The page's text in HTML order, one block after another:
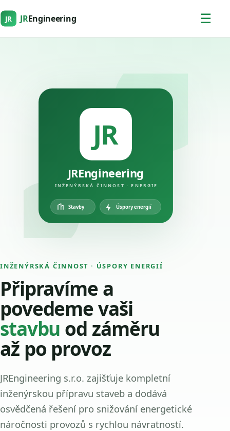
JR JREngineering ☰
INŽENÝRSKÁ ČINNOST · ÚSPORY ENERGIÍ
Připravíme a
povedeme vaši
stavbu od záměru
až po provoz
JREngineering s.r.o. zajišťuje kompletní
inženýrskou přípravu staveb a dodává
osvědčená řešení pro snižování energetické
náročnosti provozů s rychlou návratností.
JR
JREngineering
INŽENÝRSKÁ ČINNOST · ENERGIE
Stavby Úspory energií